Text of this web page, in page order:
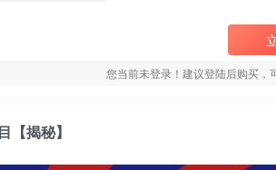
您当前未登录！建议登陆后购买，
揭秘】